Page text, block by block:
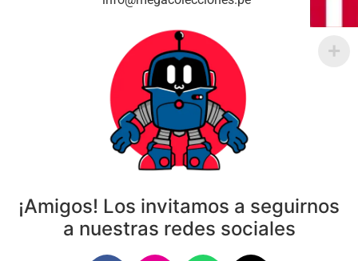
¡Amigos! Los invitamos a seguirnos
a nuestras redes sociales